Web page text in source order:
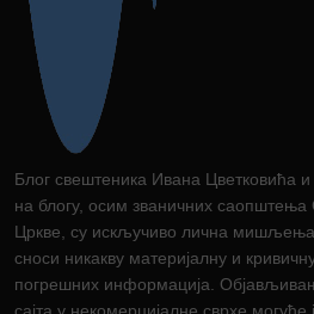
Блог свештеника Ивана Цветковића
на блогу, осим званичних
Цркве, су искључиво лична
сноси никакву материјалну и
погрешних информација.